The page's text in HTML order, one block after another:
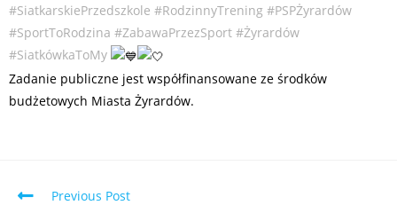
#SiatkarskiePrzedszkole #RodzinnyTrening #PSPŻyrardów
#SportToRodzina #ZabawaPrzezSport #Żyrardów
#SiatkówkaToMy
Zadanie publiczne jest współfinansowane ze środków
budżetowych Miasta Żyrardów.
Previous Post